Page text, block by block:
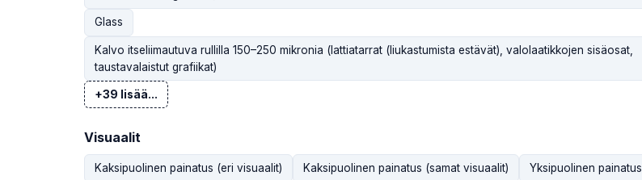
Glass
Kalvo itseliimautuva rullilla 150–250 mikronia (lattiatarrat (liukastumista estävät), valolaatikkojen sisäosat,
taustavalaistut grafiikat)
+39 lisää...
Visuaalit
Kaksipuolinen painatus (eri visuaalit) Kaksipuolinen painatus (samat visuaalit) Yksipuolinen painatus